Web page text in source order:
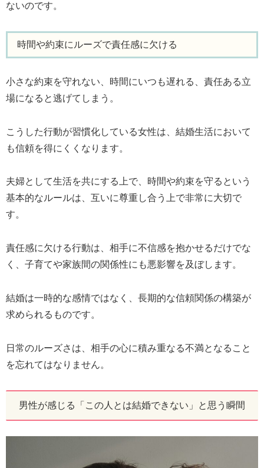
ないのです。
時間や約束にルーズで責任感に欠ける
小さな約束を守れない、時間にいつも遅れる、責任ある立
場になると逃げてしまう。
こうした行動が習慣化している女性は、結婚生活において
も信頼を得にくくなります。
夫婦として生活を共にする上で、時間や約束を守るという
基本的なルールは、互いに尊重し合う上で非常に大切で
す。
責任感に欠ける行動は、相手に不信感を抱かせるだけでな
く、子育てや家族間の関係性にも悪影響を及ぼします。
結婚は一時的な感情ではなく、長期的な信頼関係の構築が
求められるものです。
日常のルーズさは、相手の心に積み重なる不満となること
を忘れてはなりません。
男性が感じる「この人とは結婚できない」と思う瞬間